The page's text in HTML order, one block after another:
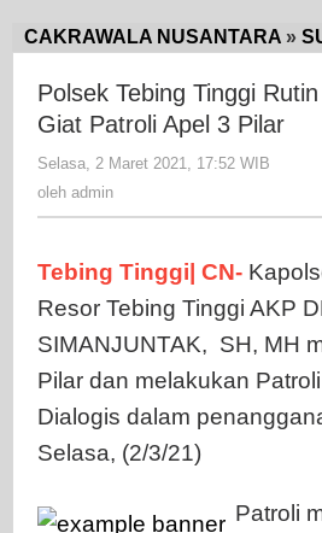
CAKRAWALA NUSANTARA »
Polsek Tebing Tinggi
Giat Patroli Apel 3 Pilar
Selasa, 2 Maret 2021, 17:52 WIB
oleh admin
Tebing Tinggi| CN-
Resor Tebing Tinggi AKP
SIMANJUNTAK, SH, MH
Pilar dan melakukan
Dialogis dalam
Selasa, (2/3/21)
Patroli